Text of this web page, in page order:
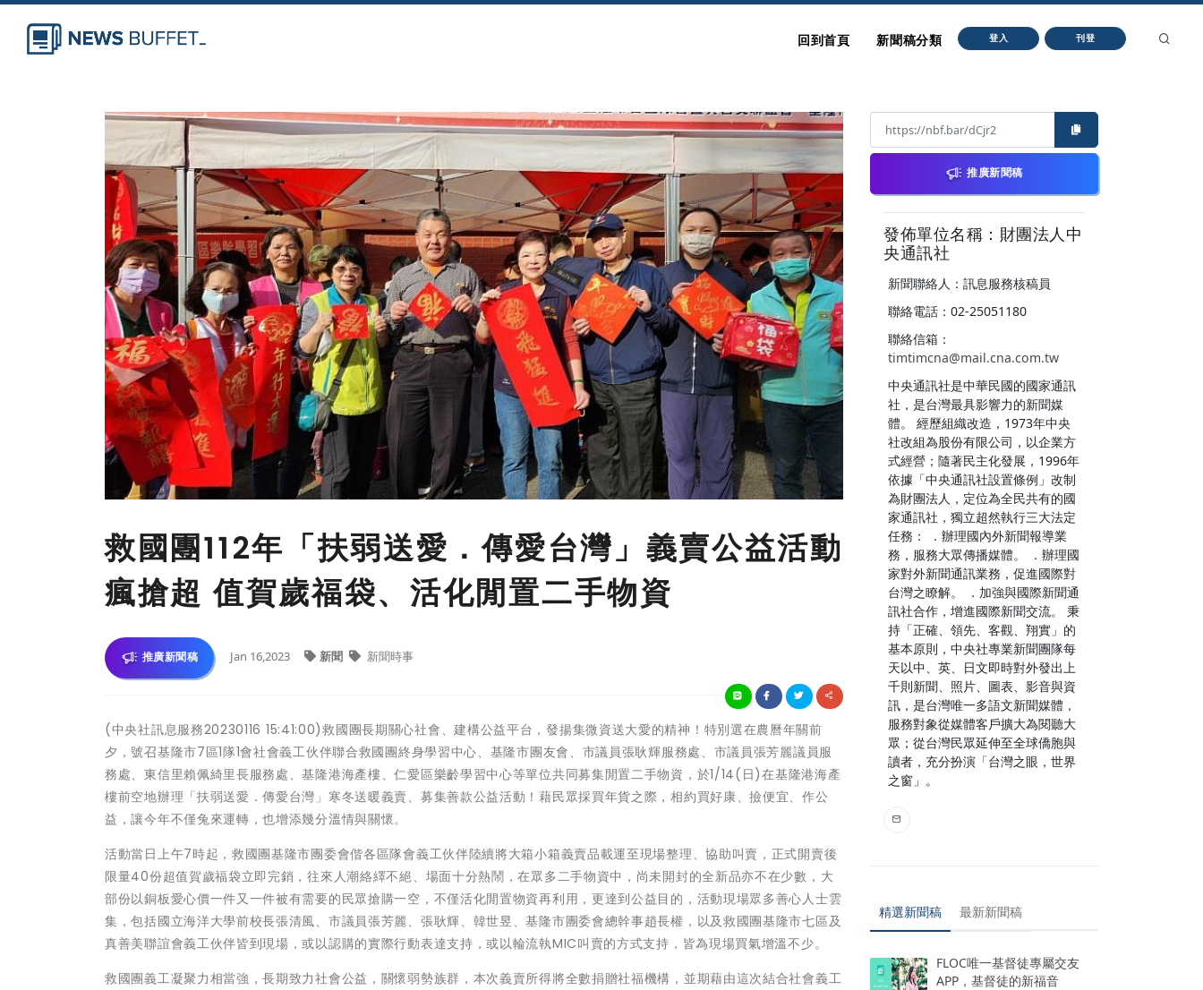
回到首頁 新聞稿分類 登入 刊登
救國團112年「扶弱送愛．傳愛台灣」義賣公益活動
瘋搶超 值賀歲福袋、活化閒置二手物資
推廣新聞稿 Jan 16,2023 新聞 新聞時事
(中央社訊息服務20230116 15:41:00)救國團長期關心社會、建構公益平台，發揚集微資送大愛的精神！特別選在農曆年關前
夕，號召基隆市7區1隊1會社會義工伙伴聯合救國團終身學習中心、基隆市團友會、市議員張耿輝服務處、市議員張芳麗議員服
務處、東信里賴佩綺里長服務處、基隆港海產樓、仁愛區樂齡學習中心等單位共同募集閒置二手物資，於1/14(日)在基隆港海產
樓前空地辦理「扶弱送愛．傳愛台灣」寒冬送暖義賣、募集善款公益活動！藉民眾採買年貨之際，相約買好康、撿便宜、作公
益，讓今年不僅兔來運轉，也增添幾分溫情與關懷。
活動當日上午7時起，救國團基隆市團委會偕各區隊會義工伙伴陸續將大箱小箱義賣品載運至現場整理、協助叫賣，正式開賣後
限量40份超值賀歲福袋立即完銷，往來人潮絡繹不絕、場面十分熱鬧，在眾多二手物資中，尚未開封的全新品亦不在少數，大
部份以銅板愛心價一件又一件被有需要的民眾搶購一空，不僅活化閒置物資再利用，更達到公益目的，活動現場眾多善心人士雲
集，包括國立海洋大學前校長張清風、市議員張芳麗、張耿輝、韓世昱、基隆市團委會總幹事趙長權，以及救國團基隆市七區及
真善美聯誼會義工伙伴皆到現場，或以認購的實際行動表達支持，或以輪流執MIC叫賣的方式支持，皆為現場買氣增溫不少。
救國團義工凝聚力相當強，長期致力社會公益，關懷弱勢族群，本次義賣所得將全數捐贈社福機構，並期藉由這次結合社會義工
推廣新聞稿
發佈單位名稱：財團法人中
央通訊社
新聞聯絡人：訊息服務核稿員
聯絡電話：02-25051180
聯絡信箱：
timtimcna@mail.cna.com.tw
中央通訊社是中華民國的國家通訊
社，是台灣最具影響力的新聞媒
體。 經歷組織改造，1973年中央
社改組為股份有限公司，以企業方
式經營；隨著民主化發展，1996年
依據「中央通訊社設置條例」改制
為財團法人，定位為全民共有的國
家通訊社，獨立超然執行三大法定
任務： ．辦理國內外新聞報導業
務，服務大眾傳播媒體。 ．辦理國
家對外新聞通訊業務，促進國際對
台灣之瞭解。 ．加強與國際新聞通
訊社合作，增進國際新聞交流。 秉
持「正確、領先、客觀、翔實」的
基本原則，中央社專業新聞團隊每
天以中、英、日文即時對外發出上
千則新聞、照片、圖表、影音與資
訊，是台灣唯一多語文新聞媒體，
服務對象從媒體客戶擴大為閱聽大
眾；從台灣民眾延伸至全球僑胞與
讀者，充分扮演「台灣之眼，世界
之窗」。
精選新聞稿 最新新聞稿
FLOC唯一基督徒專屬交友
APP，基督徒的新福音